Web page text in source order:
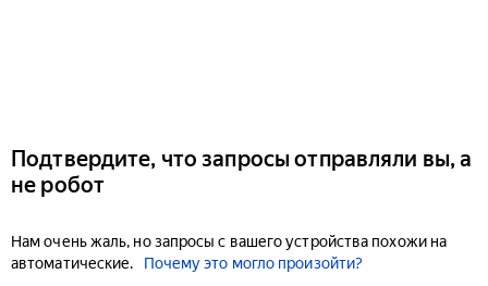
Подтвердите, что запросы отправляли вы, а
не робот
Нам очень жаль, но запросы с вашего устройства похожи на
автоматические.
Почему это могло произойти?